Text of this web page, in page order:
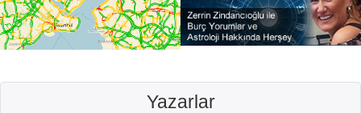
Yazarlar